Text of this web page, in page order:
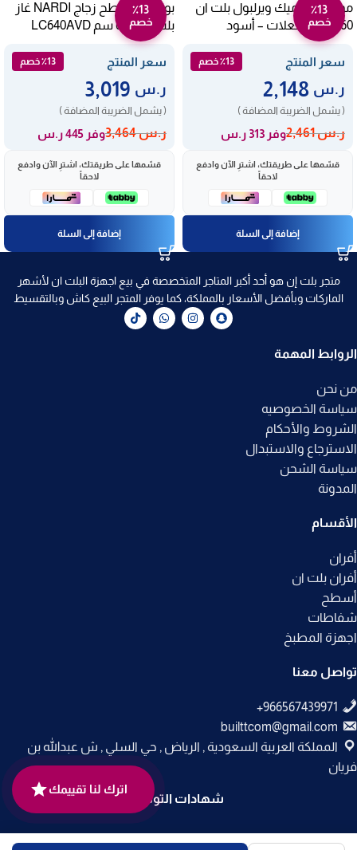
٪13
خصم
موقد سيراميك ويرلبول بلت ان
60 سم 4 شعلات – أسود
Akm613ix
سعر المنتج
٪13 خصم
ر.س
( يشمل الضريبة المضافة )
ر.س2,461 وفر 313 ر.س
قسّمها على طريقتك، اشترِ الآن وادفع
لاحقاً
إضافة إلى السلة
٪13
خصم
بوتاجاز مسطح زجاج NARDI غاز
بلت ان – 60 سم LC640AVD
سعر المنتج ٪13 خصم
ر.س
( يشمل الضريبة المضافة )
ر.س3,464 وفر 445 ر.س
قسّمها على طريقتك، اشترِ الآن وادفع
لاحقاً
إضافة إلى السلة
متجر بلت إن هو أحد أكبر المتاجر المتخصصة في بيع اجهزة البلت ان لأشهر
الماركات وبأفضل الأسعار بالمملكة، كما يوفر المتجر البيع كاش وبالتقسيط
الروابط المهمة
من نحن
سياسة الخصوصيه
الشروط والأحكام
الاسترجاع والاستبدال
سياسة الشحن
المدونة
الأقسام
أفران
أفران بلت ان
أسطح
شفاطات
اجهزة المطبخ
تواصل معنا
builttcom@gmail.com
المملكة العربية السعودية , الرياض , حي السلي , ش عبدالله بن
فريان
شهادات التوثيق
جميع الحقوق محفوظة لـمتجر بلت إن© 2025.
اترك لنا تقييمك